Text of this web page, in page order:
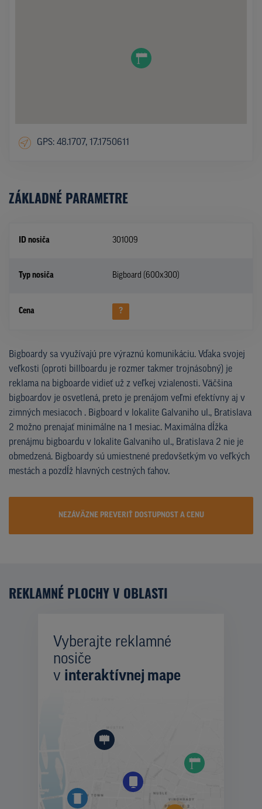
GPS: 48.1707, 17.1750611
ZÁKLADNÉ PARAMETRE
ID nosiča 301009
Typ nosiča Bigboard (600x300)
Cena ?
Bigboardy sa využívajú pre výraznú komunikáciu. Vďaka svojej
veľkosti (oproti billboardu je rozmer takmer trojnásobný) je
reklama na bigboarde vidieť už z veľkej vzialenosti. Väčšina
bigboardov je osvetlená, preto je prenájom veľmi efektívny aj v
zimných mesiacoch . Bigboard v lokalite Galvaniho ul., Bratislava
2 možno prenajať minimálne na 1 mesiac. Maximálna dĺžka
prenájmu bigboardu v lokalite Galvaniho ul., Bratislava 2 nie je
obmedzená. Bigboardy sú umiestnené predovšetkým vo veľkých
mestách a pozdĺž hlavných cestných ťahov.
NEZÁVÄZNE PREVERIŤ DOSTUPNOST A CENU
REKLAMNÉ PLOCHY V OBLASTI
Vyberajte reklamné
nosiče
v interaktívnej mape